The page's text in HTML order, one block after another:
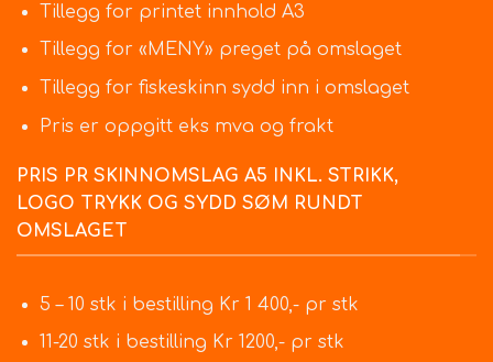
Tillegg for printet innhold A3
Tillegg for «MENY» preget på omslaget
Tillegg for fiskeskinn sydd inn i omslaget
Pris er oppgitt eks mva og frakt
PRIS PR SKINNOMSLAG A5 INKL. STRIKK,
LOGO TRYKK OG SYDD SØM RUNDT
OMSLAGET
5 – 10 stk i bestilling Kr 1 400,- pr stk
11-20 stk i bestilling Kr 1200,- pr stk